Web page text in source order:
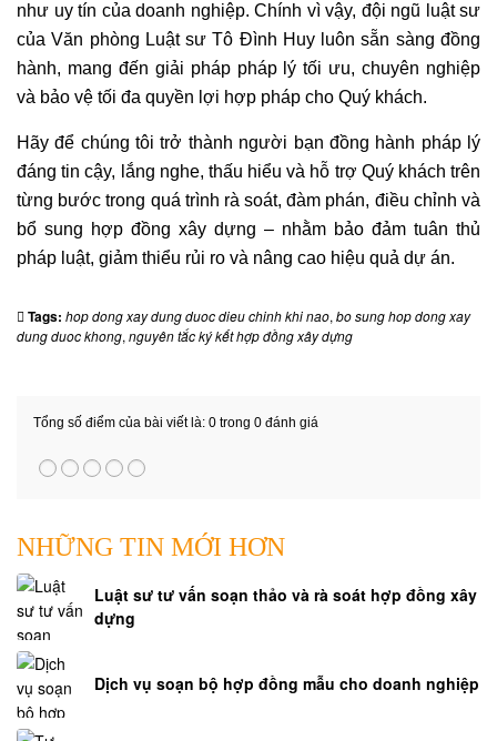
như uy tín của doanh nghiệp. Chính vì vậy, đội ngũ luật sư
của Văn phòng Luật sư Tô Đình Huy luôn sẵn sàng đồng
hành, mang đến giải pháp pháp lý tối ưu, chuyên nghiệp
và bảo vệ tối đa quyền lợi hợp pháp cho Quý khách.
Hãy để chúng tôi trở thành người bạn đồng hành pháp lý
đáng tin cậy, lắng nghe, thấu hiểu và hỗ trợ Quý khách trên
từng bước trong quá trình rà soát, đàm phán, điều chỉnh và
bổ sung hợp đồng xây dựng – nhằm bảo đảm tuân thủ
pháp luật, giảm thiểu rủi ro và nâng cao hiệu quả dự án.
Tags: hop dong xay dung duoc dieu chinh khi nao, bo sung hop dong xay
dung duoc khong, nguyên tắc ký kết hợp đồng xây dựng
Tổng số điểm của bài viết là: 0 trong 0 đánh giá
NHỮNG TIN MỚI HƠN
Luật sư tư vấn soạn thảo và rà soát hợp đồng xây
dựng
Dịch vụ soạn bộ hợp đồng mẫu cho doanh nghiệp